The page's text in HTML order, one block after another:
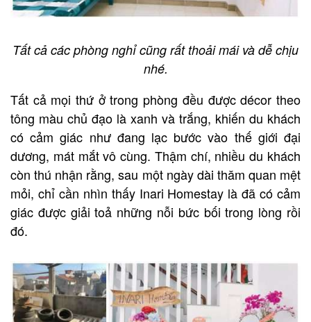
Tất cả các phòng nghỉ cũng rất thoải mái và dễ chịu
nhé.
Tất cả mọi thứ ở trong phòng đều được décor theo
tông màu chủ đạo là xanh và trắng, khiến du khách
có cảm giác như đang lạc bước vào thế giới đại
dương, mát mắt vô cùng. Thậm chí, nhiều du khách
còn thú nhận rằng, sau một ngày dài thăm quan mệt
mỏi, chỉ cần nhìn thấy Inari Homestay là đã có cảm
giác được giải toả những nỗi bức bối trong lòng rồi
đó.